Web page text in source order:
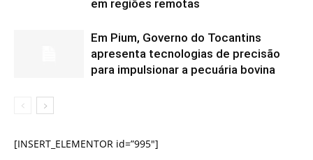
em regiões remotas
Em Pium, Governo do Tocantins
apresenta tecnologias de precisão
para impulsionar a pecuária bovina
[INSERT_ELEMENTOR id=”995″]